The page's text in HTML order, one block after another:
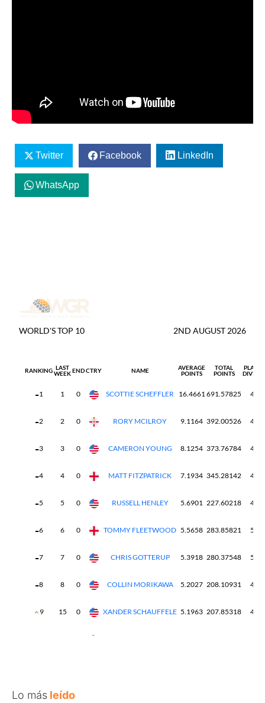
Twitter Facebook LinkedIn
WhatsApp
Lo más leído